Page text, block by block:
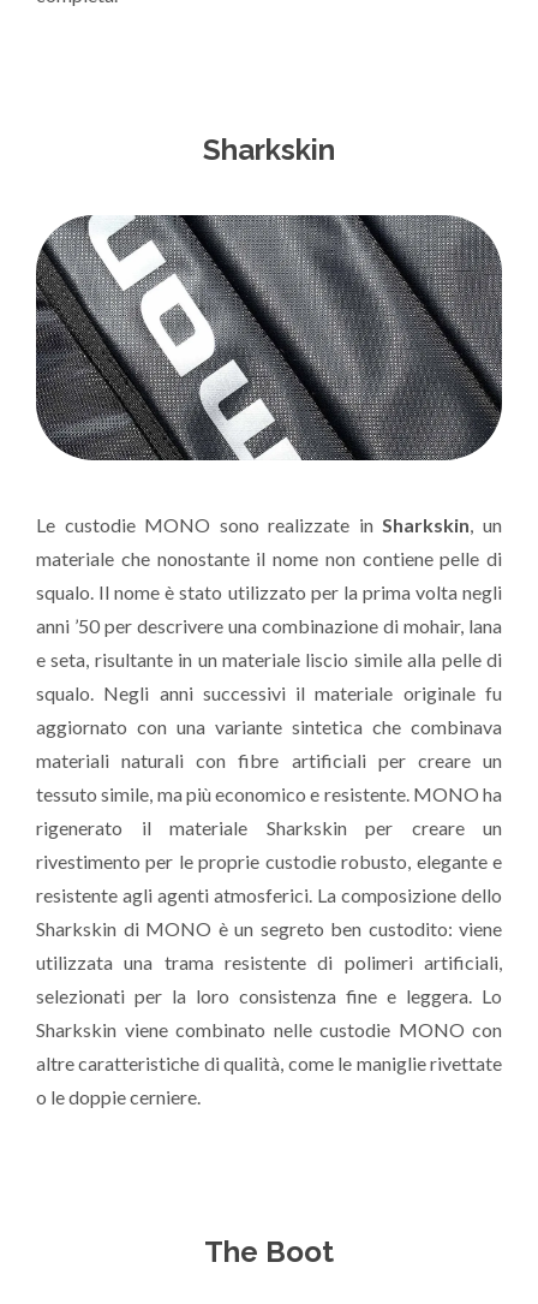
Sharkskin
Le custodie MONO sono realizzate in Sharkskin , un
materiale che nonostante il nome non contiene pelle di
squalo. Il nome è stato utilizzato per la prima volta negli
anni ’50 per descrivere una combinazione di mohair, lana
e seta, risultante in un materiale liscio simile alla pelle di
squalo. Negli anni successivi il materiale originale fu
aggiornato con una variante sintetica che combinava
materiali naturali con fibre artificiali per creare un
tessuto simile, ma più economico e resistente. MONO ha
rigenerato il materiale Sharkskin per creare un
rivestimento per le proprie custodie robusto, elegante e
resistente agli agenti atmosferici. La composizione dello
Sharkskin di MONO è un segreto ben custodito: viene
utilizzata una trama resistente di polimeri artificiali,
selezionati per la loro consistenza fine e leggera. Lo
Sharkskin viene combinato nelle custodie MONO con
altre caratteristiche di qualità, come le maniglie rivettate
o le doppie cerniere.
The Boot